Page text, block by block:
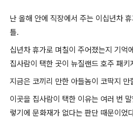
난 올해 안에 직장에서 주는 이십년차
틀.
십년차 휴가로 며칠이 주어졌는지 기억
집사람이 택한 곳이 뉴질랜드 호주 패키
지금은 코끼리 만한 아들놈이 코딱지 만
이곳을 집사람이 택한 이유는 여러 번
렇기에 문화재가 없다는 판단 때문이었